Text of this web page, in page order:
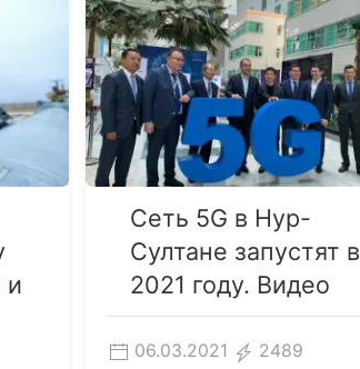
и
Сеть 5G в Нур-
Султане запустят в
2021 году. Видео
06.03.2021 2489